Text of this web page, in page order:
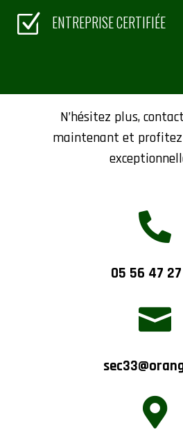
Z ENTREPRISE CERTIFIÉE
N’hésitez plus,
maintenant et

05 56 47

